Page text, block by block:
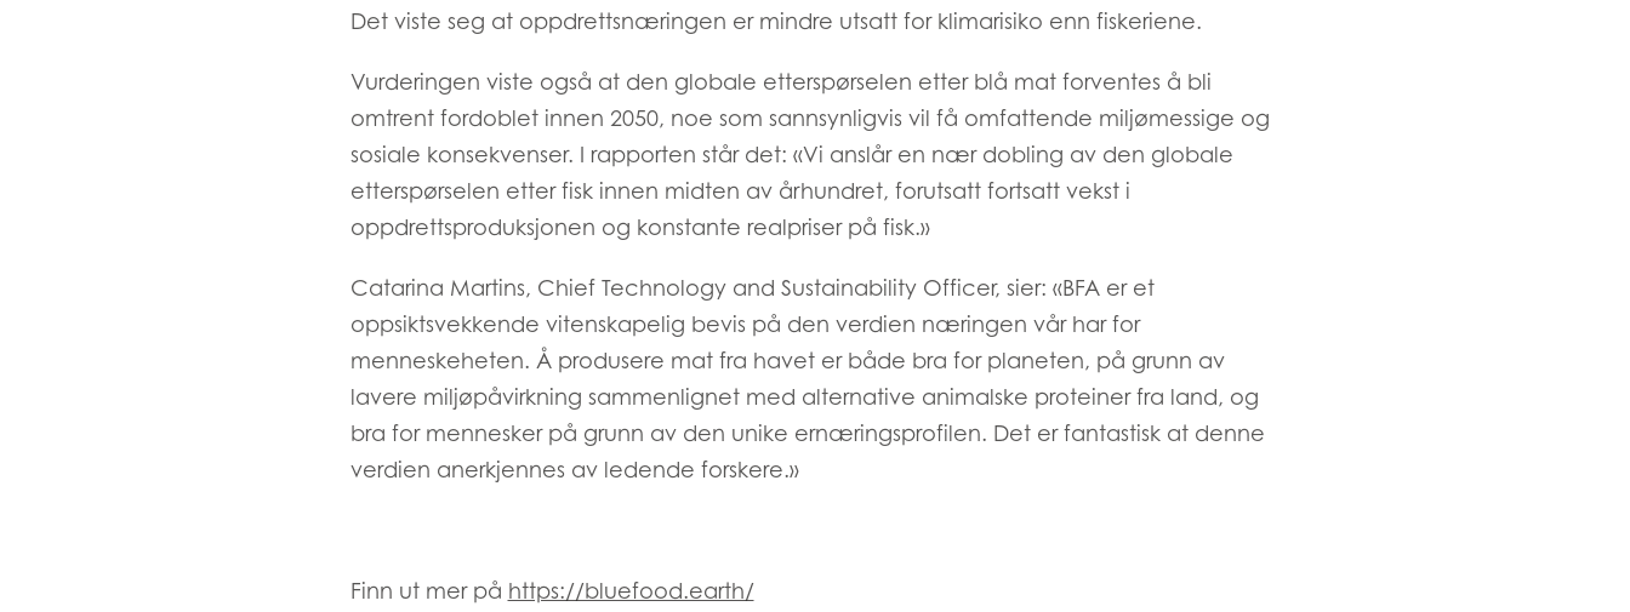
Det viste seg at oppdrettsnæringen er mindre utsatt for klimarisiko enn fiskeriene.
Vurderingen viste også at den globale etterspørselen etter blå mat forventes å bli
omtrent fordoblet innen 2050, noe som sannsynligvis vil få omfattende miljømessige og
sosiale konsekvenser. I rapporten står det: «Vi anslår en nær dobling av den globale
etterspørselen etter fisk innen midten av århundret, forutsatt fortsatt vekst i
oppdrettsproduksjonen og konstante realpriser på fisk.»
Catarina Martins, Chief Technology and Sustainability Officer, sier: «BFA er et
oppsiktsvekkende vitenskapelig bevis på den verdien næringen vår har for
menneskeheten. Å produsere mat fra havet er både bra for planeten, på grunn av
lavere miljøpåvirkning sammenlignet med alternative animalske proteiner fra land, og
bra for mennesker på grunn av den unike ernæringsprofilen. Det er fantastisk at denne
verdien anerkjennes av ledende forskere.»
Finn ut mer på https://bluefood.earth/